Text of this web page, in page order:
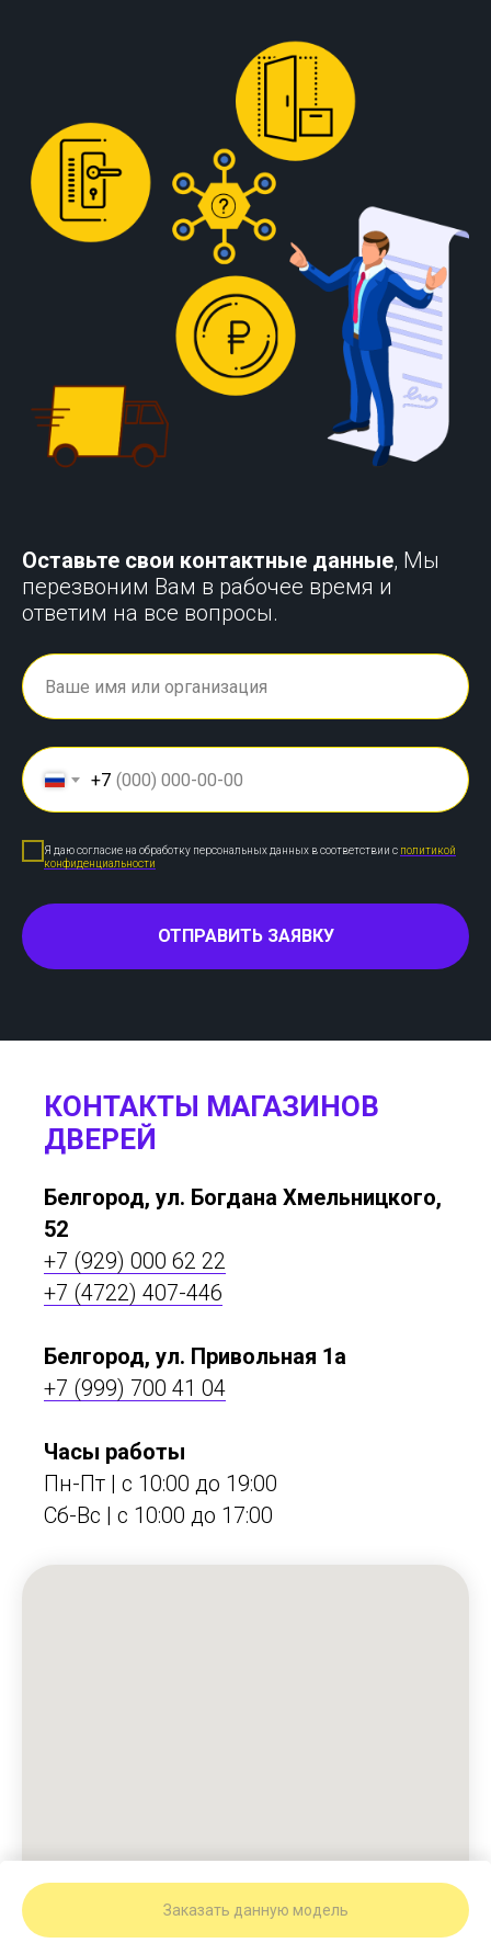
Заказать данную модель
Оставьте свои контактные данные, Мы
перезвоним Вам в рабочее время и
ответим на все вопросы.
+7
Я даю согласие на обработку персональных данных в соответствии с политикой
конфиденциальности
ОТПРАВИТЬ ЗАЯВКУ
КОНТАКТЫ МАГАЗИНОВ
ДВЕРЕЙ
Белгород, ул. Богдана Хмельницкого,
52
+7 (929) 000 62 22
+7 (4722) 407-446
Белгород, ул. Привольная 1а
+7 (999) 700 41 04
Часы работы
Пн-Пт | с 10:00 до 19:00
Сб-Вс | c 10:00 до 17:00